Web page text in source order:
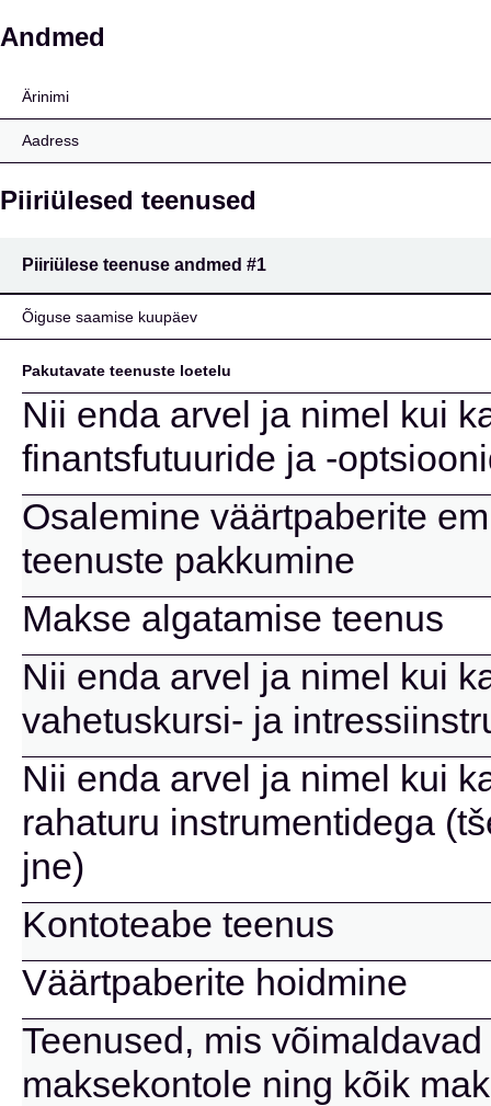
Caisse régionale de
Andmed
Ärinimi
Aadress
Piiriülesed teenused
Piiriülese teenuse andmed #1
Õiguse saamise kuupäev
Pakutavate teenuste loetelu
Nii enda arvel ja nimel kui
finantsfutuuride ja -
Osalemine väärtpaberite
teenuste pakkumine
Makse algatamise teenus
Nii enda arvel ja nimel kui
vahetuskursi- ja
Nii enda arvel ja nimel kui
rahaturu instrumentidega
jne)
Kontoteabe teenus
Väärtpaberite hoidmine
Teenused, mis
maksekontole ning kõik